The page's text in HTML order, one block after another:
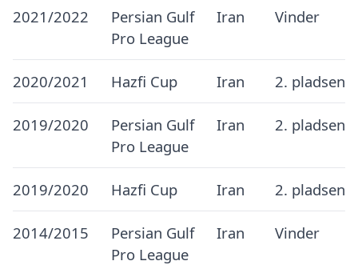
2021/2022
Persian Gulf
Pro League
Iran Vinder
2020/2021 Hazfi Cup Iran 2. pladsen
2019/2020
Persian Gulf
Pro League
Iran 2. pladsen
2019/2020 Hazfi Cup Iran 2. pladsen
2014/2015
Persian Gulf
Pro League
Iran Vinder